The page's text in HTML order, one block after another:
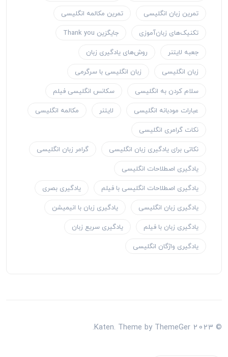
تمرین زبان انگلیسی
تمرین مکالمه انگلیسی
تکنیک‌های زبان‌آموزی
جایگزین Thank you
جعبه لایتنر
روش‌های یادگیری زبان
زبان انگلیسی
زبان انگلیسی با سرگرمی
سلام کردن به انگلیسی
سکانس انگلیسی فیلم
عبارات مودبانه انگلیسی
لایتنر
مکالمه انگلیسی
نکات گرامری انگلیسی
نکاتی برای یادگیری زبان انگلیسی
گرامر زبان انگلیسی
یادگیری اصطلاحات انگلیسی
یادگیری اصطلاحات انگلیسی با فیلم
یادگیری بصری
یادگیری زبان انگلیسی
یادگیری زبان با انیمیشن
یادگیری زبان با فیلم
یادگیری سریع زبان
یادگیری واژگان انگلیسی
© 2023 Katen. Theme by ThemeGer.